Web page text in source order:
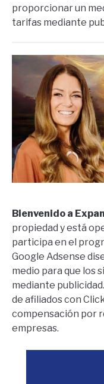
proporcionar un
tarifas mediante
Bienvenido a
propiedad y está
participa en el
Google Adsense
medio para que los
mediante
de afiliados con
compensación por
empresas.